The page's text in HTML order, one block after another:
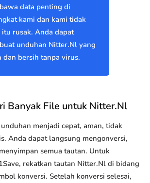
data penting di
kami dan kami tidak
rusak. Anda dapat
unduhan Nitter.Nl yang
dan bersih tanpa virus.
Banyak File untuk Nitter.Nl
menjadi cepat, aman, tidak
Anda dapat langsung mengonversi,
semua tautan. Untuk
rekatkan tautan Nitter.Nl di bidang
konversi. Setelah konversi selesai,